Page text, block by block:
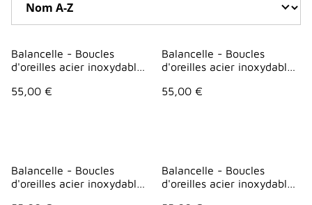
Balancelle - Boucles
d'oreilles acier inoxydable
55,00 €
Balancelle - Boucles
d'oreilles acier inoxydable
55,00 €
Balancelle - Boucles
d'oreilles acier inoxydable
Balancelle - Boucles
d'oreilles acier inoxydable